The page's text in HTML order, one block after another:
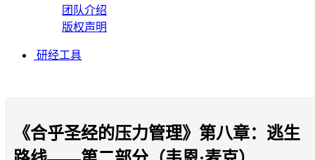
团队介绍
版权声明
研经工具
​《合乎圣经的压力管理》第八章：逃生